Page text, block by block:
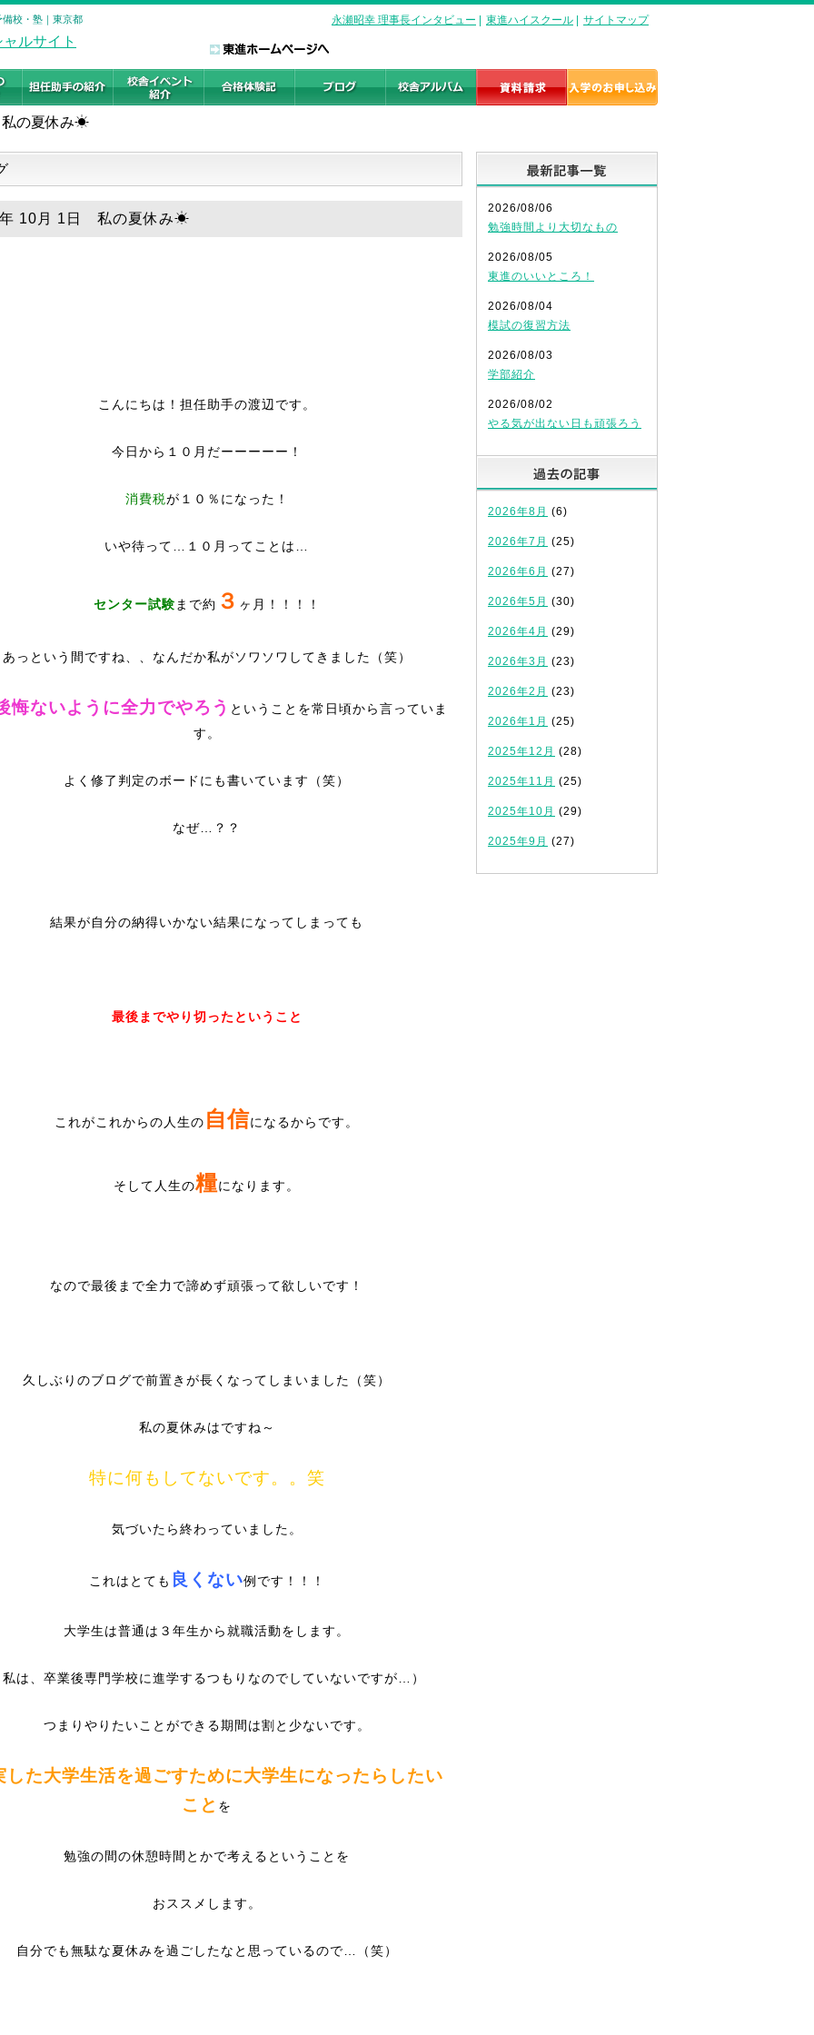
校・塾｜東京都 永瀬昭幸 理事長インタビュー 東進ハイスクール サイトマップ
私の夏休み☀
10月 1日 私の夏休み☀
こんにちは！担任助手の渡辺です。
今日から１０月だーーーーー！
消費税が１０％になった！
いや待って…１０月ってことは…
センター試験 まで約 ３ ヶ月！！！！
あっという間ですね、、なんだか私がソワソワしてきました（笑）
悔ないように全力でやろう ということを常日頃から言っていま
す。
よく修了判定のボードにも書いています（笑）
なぜ…？？
結果が自分の納得いかない結果になってしまっても
最後までやり切ったということ
これがこれからの人生の 自信になるからです。
そして人生の糧になります。
なので最後まで全力で諦めず頑張って欲しいです！
久しぶりのブログで前置きが長くなってしまいました（笑）
私の夏休みはですね～
特に何もしてないです。。笑
気づいたら終わっていました。
これはとても 良くない例です！！！
大学生は普通は３年生から就職活動をします。
は、卒業後専門学校に進学するつもりなのでしていないですが…）
つまりやりたいことができる期間は割と少ないです。
した大学生活を過ごすために大学生になったらしたい
こと を
勉強の間の休憩時間とかで考えるということを
おススメします。
自分でも無駄な夏休みを過ごしたなと思っているので…（笑）
2026/08/06
勉強時間より大切なもの
2026/08/05
東進のいいところ！
2026/08/04
模試の復習方法
2026/08/03
学部紹介
2026/08/02
やる気が出ない日も頑張ろう
2026年8月 (6)
2026年7月 (25)
2026年6月 (27)
2026年5月 (30)
2026年4月 (29)
2026年3月 (23)
2026年2月 (23)
2026年1月 (25)
2025年12月 (28)
2025年11月 (25)
2025年10月 (29)
2025年9月 (27)